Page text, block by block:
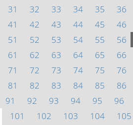
31
32 33 34 35 36
41
42 43 44 45 46
51
52 53 54 55 56
61
62 63 64 65 66
71
72 73 74 75 76
81
82 83 84 85 86
91
92 93 94 95 96
101
102 103 104 105